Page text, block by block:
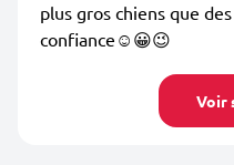
plus gros chiens que
confiance☺️😀😉
Voir